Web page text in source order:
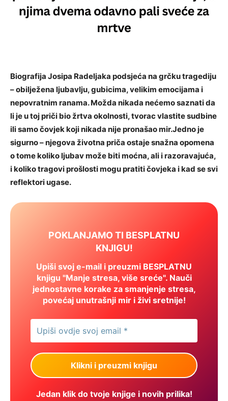
Biografija Josipa Radeljaka podsjeća na grčku tragediju
– obilježena ljubavlju, gubicima, velikim emocijama i
nepovratnim ranama. Možda nikada nećemo saznati da
li je u toj priči bio žrtva okolnosti, tvorac vlastite sudbine
ili samo čovjek koji nikada nije pronašao mir.Jedno je
sigurno – njegova životna priča ostaje snažna opomena
o tome koliko ljubav može biti moćna, ali i razoravajuća,
i koliko tragovi prošlosti mogu pratiti čovjeka i kad se svi
reflektori ugase.
POKLANJAMO TI BESPLATNU
KNJIGU!
Upiši svoj e-mail i preuzmi BESPLATNU
knjigu "Manje stresa, više sreće". Nauči
jednostavne korake za smanjenje stresa,
povećaj unutrašnji mir i živi sretnije!
Jedan klik do tvoje knjige i novih prilika!